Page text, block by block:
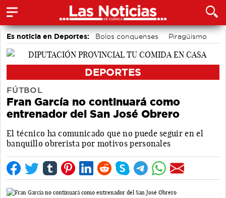
Es noticia en Deportes: Bolos conquenses
Piragüismo
Bádminton
Motor
DEPORTES
FÚTBOL
Fran García no continuará como
entrenador del San José Obrero
El técnico ha comunicado que no puede seguir en el
banquillo obrerista por motivos personales